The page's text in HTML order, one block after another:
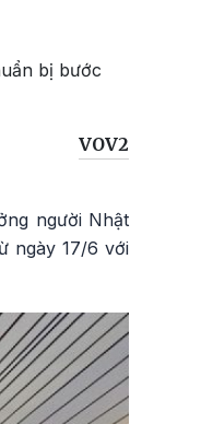
bị bước
VOV2
người Nhật
ngày 17/6 với